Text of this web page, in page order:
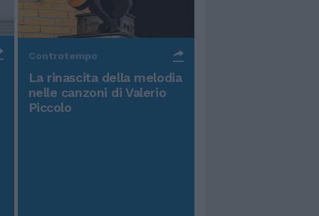
Controtempo
La rinascita della melodia
nelle canzoni di Valerio
Piccolo